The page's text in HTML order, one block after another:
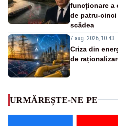
funcționare a
de patru-cinci
scădea
7 aug. 2026, 10:43
Criza din
de
URMĂREȘTE-NE PE